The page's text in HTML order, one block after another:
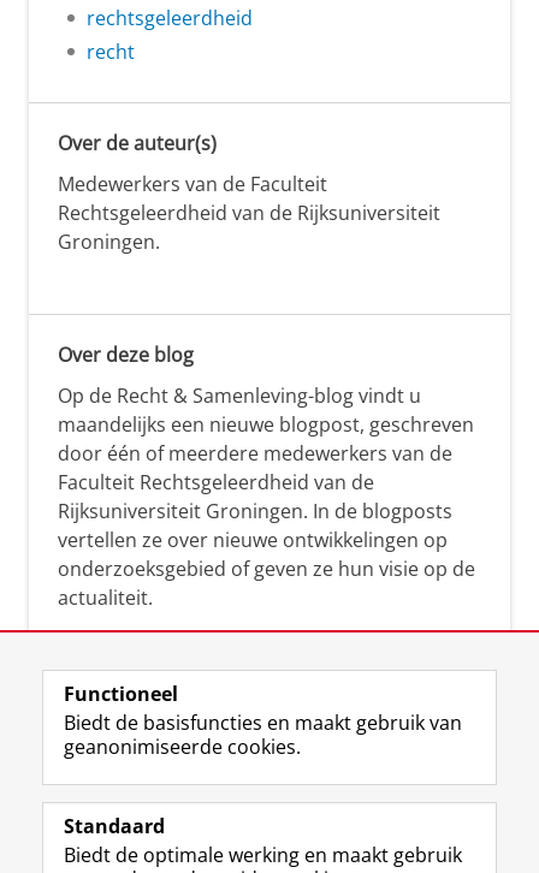
rechtsgeleerdheid
recht
Over de auteur(s)
Medewerkers van de Faculteit
Rechtsgeleerdheid van de Rijksuniversiteit
Groningen.
Over deze blog
Op de Recht & Samenleving-blog vindt u
maandelijks een nieuwe blogpost, geschreven
door één of meerdere medewerkers van de
Faculteit Rechtsgeleerdheid van de
Rijksuniversiteit Groningen. In de blogposts
vertellen ze over nieuwe ontwikkelingen op
onderzoeksgebied of geven ze hun visie op de
actualiteit.
Volg de RUG
F
a
e
L
i
k
R
S
-
I
n
t
Y
o
T
Studiekiezers
Functioneel
Biedt de basisfuncties en maakt gebruik van
geanonimiseerde cookies.
Standaard
Biedt de optimale werking en maakt gebruik